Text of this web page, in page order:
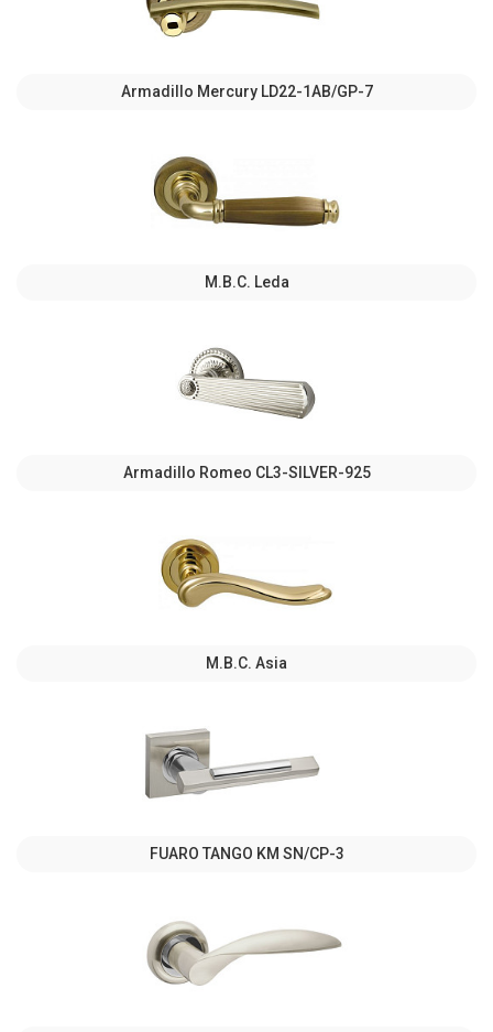
Armadillo Mercury LD22-1AB/GP-7
M.B.C. Leda
Armadillo Romeo CL3-SILVER-925
M.B.C. Asia
FUARO TANGO KM SN/CP-3